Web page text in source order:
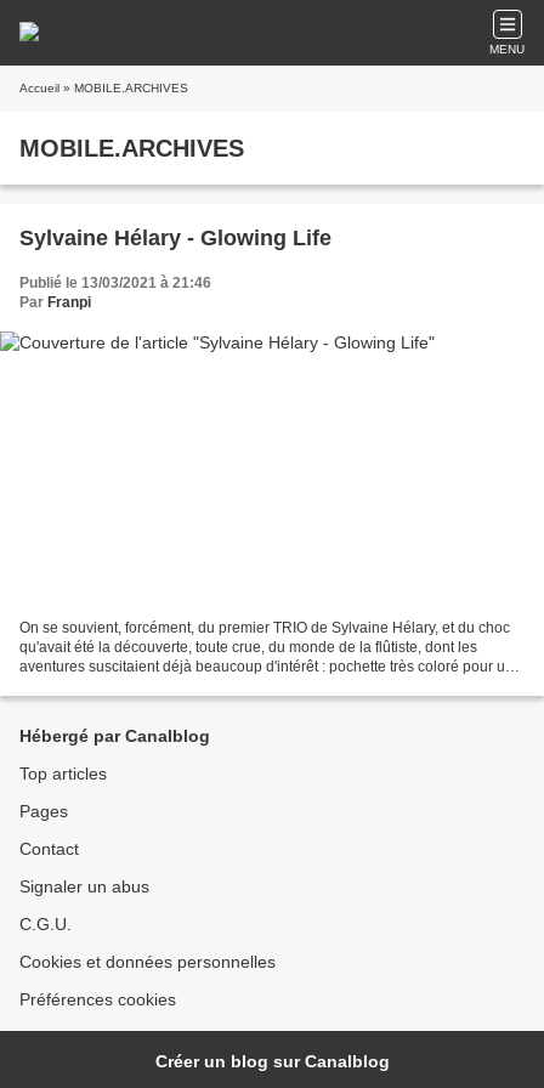
MENU
Accueil » MOBILE.ARCHIVES
MOBILE.ARCHIVES
Sylvaine Hélary - Glowing Life
Publié le 13/03/2021 à 21:46
Par Franpi
On se souvient, forcément, du premier TRIO de Sylvaine Hélary, et du choc
qu'avait été la découverte, toute crue, du monde de la flûtiste, dont les
aventures suscitaient déjà beaucoup d'intérêt : pochette très coloré pour un
Hébergé par Canalblog
Top articles
Pages
Contact
Signaler un abus
C.G.U.
Cookies et données personnelles
Préférences cookies
Créer un blog sur Canalblog